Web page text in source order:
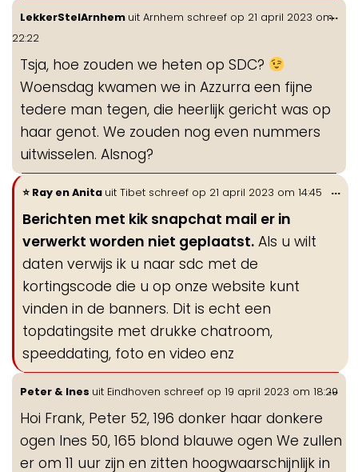
LekkerStelArnhem uit Arnhem schreef op 21 april 2023 om
22:22
Tsja, hoe zouden we heten op SDC?
Woensdag kwamen we in Azzurra een fijne
tedere man tegen, die heerlijk gericht was op
haar genot. We zouden nog even nummers
uitwisselen. Alsnog?
...
Ray en Anita uit Tibet schreef op 21 april 2023 om 14:45
Berichten met kik snapchat mail er in
verwerkt worden niet geplaatst. Als u wilt
daten verwijs ik u naar sdc met de
kortingscode die u op onze website kunt
vinden in de banners. Dit is echt een
topdatingsite met drukke chatroom,
speeddating, foto en video enz
...
Peter & Ines uit Eindhoven schreef op 19 april 2023 om 18:29
Hoi Frank, Peter 52, 196 donker haar donkere
ogen Ines 50, 165 blond blauwe ogen We zullen
er om 11 uur zijn en zitten hoogwaarschijnlijk in
...